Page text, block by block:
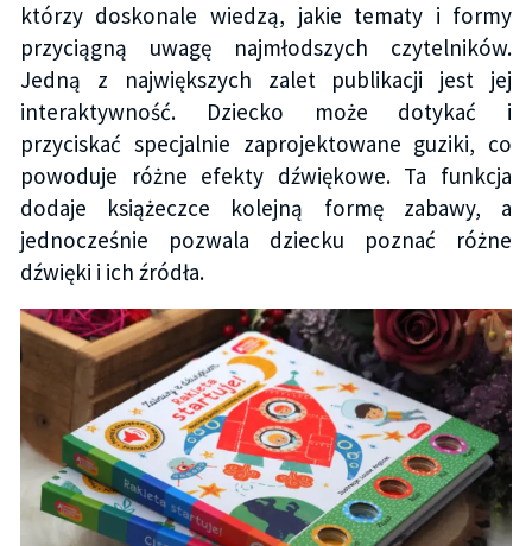
którzy doskonale wiedzą, jakie tematy i formy
przyciągną uwagę najmłodszych czytelników.
Jedną z największych zalet publikacji jest jej
interaktywność. Dziecko może dotykać i
przyciskać specjalnie zaprojektowane guziki, co
powoduje różne efekty dźwiękowe. Ta funkcja
dodaje książeczce kolejną formę zabawy, a
jednocześnie pozwala dziecku poznać różne
dźwięki i ich źródła.